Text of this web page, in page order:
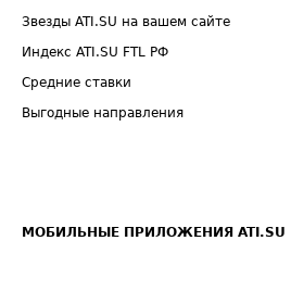
Звезды ATI.SU на вашем сайте
Индекс ATI.SU FTL РФ
Средние ставки
Выгодные направления
МОБИЛЬНЫЕ ПРИЛОЖЕНИЯ ATI.SU